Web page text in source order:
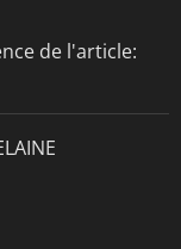
de l'article: